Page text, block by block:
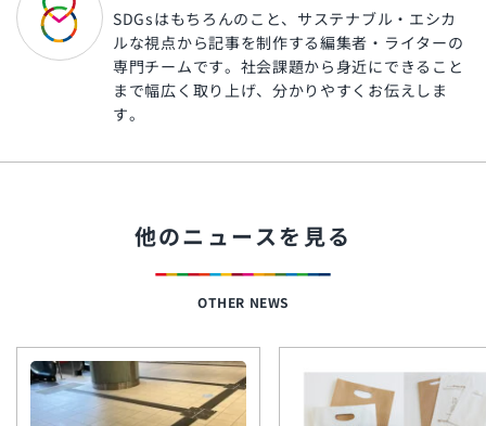
SDGsはもちろんのこと、サステナブル・エシカ
ルな視点から記事を制作する編集者・ライターの
専門チームです。社会課題から身近にできること
まで幅広く取り上げ、分かりやすくお伝えしま
す。
他のニュースを見る
OTHER NEWS